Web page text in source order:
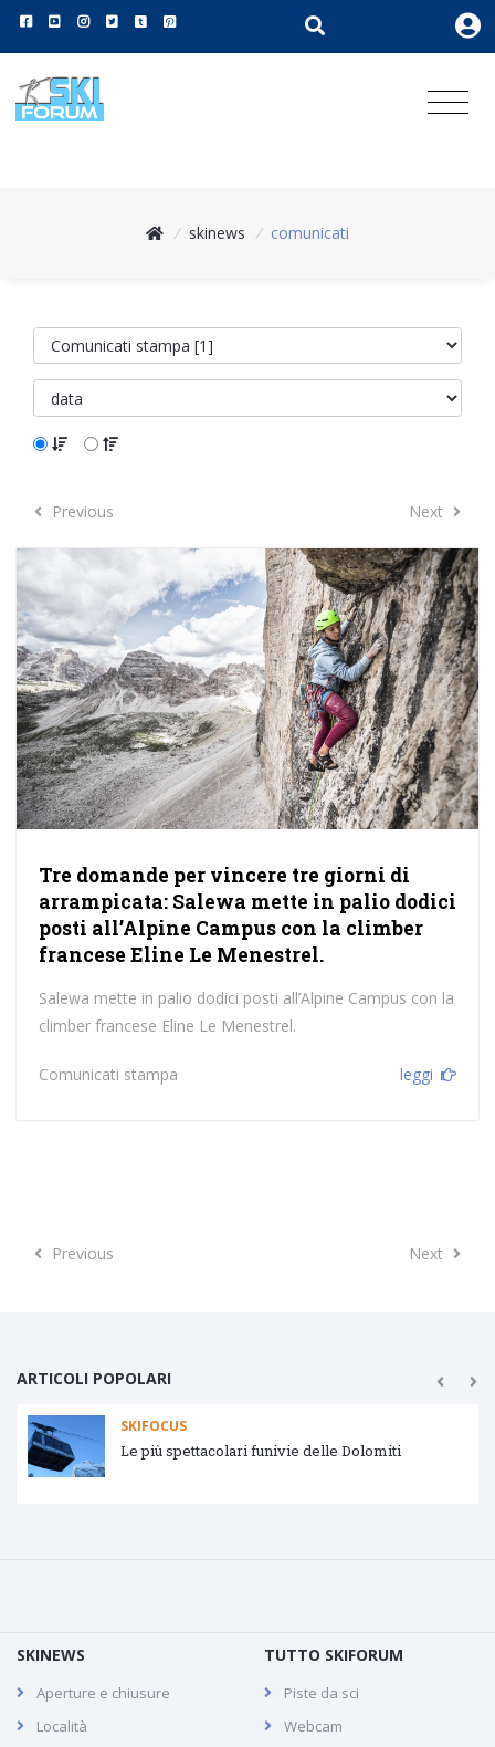
/ skinews / comunicati
PreviousPrevious Next
Tre domande per vincere tre giorni di
arrampicata: Salewa mette in palio dodici
posti all’Alpine Campus con la climber
francese Eline Le Menestrel.
Salewa mette in palio dodici posti all’Alpine Campus con la
climber francese Eline Le Menestrel.
Comunicati stampa leggi
PreviousPrevious Next
ARTICOLI POPOLARI
SKIFOCUS
Le più spettacolari funivie delle Dolomiti
SKINEWS
Aperture e chiusure
Località
TUTTO SKIFORUM
Piste da sci
Webcam